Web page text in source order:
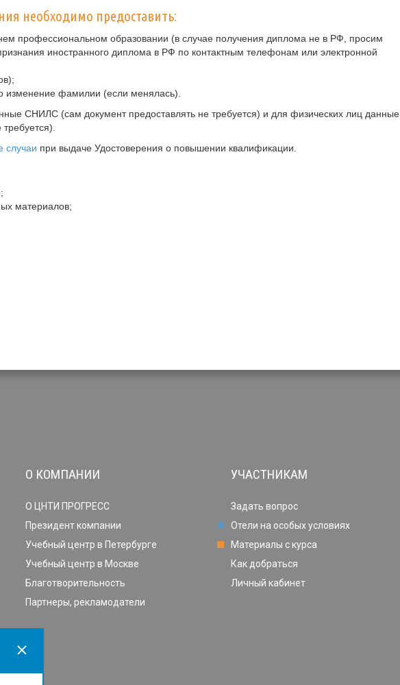
необходимо предоставить:
профессиональном образовании (в случае получения диплома не в РФ, просим
иностранного диплома в РФ по контактным телефонам или электронной
изменение фамилии (если менялась).
СНИЛС (сам документ предоставлять не требуется) и для физических лиц данные
случаи при выдаче Удостоверения о повышении квалификации.
материалов;
О КОМПАНИИ
О ЦНТИ ПРОГРЕСС
Президент компании
Учебный центр в Петербурге
Учебный центр в Москве
Благотворительность
Партнеры, рекламодатели
УЧАСТНИКАМ
Задать вопрос
Отели на особых условиях
Материалы с курса
Как добраться
Личный кабинет